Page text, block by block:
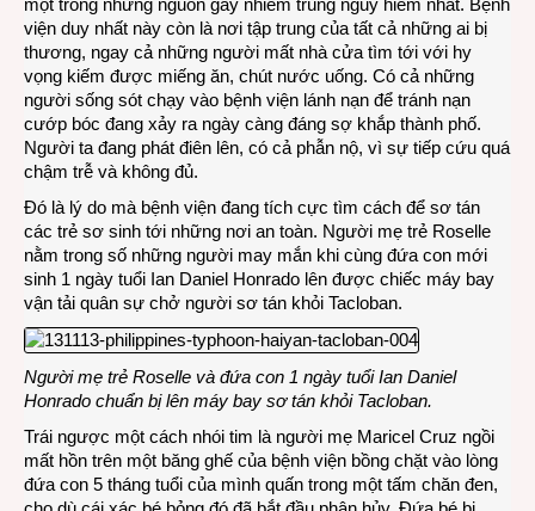
một trong những nguồn gây nhiễm trùng nguy hiểm nhất. Bệnh
viện duy nhất này còn là nơi tập trung của tất cả những ai bị
thương, ngay cả những người mất nhà cửa tìm tới với hy
vọng kiếm được miếng ăn, chút nước uống. Có cả những
người sống sót chạy vào bệnh viện lánh nạn để tránh nạn
cướp bóc đang xảy ra ngày càng đáng sợ khắp thành phố.
Người ta đang phát điên lên, có cả phẫn nộ, vì sự tiếp cứu quá
chậm trễ và không đủ.
Đó là lý do mà bệnh viện đang tích cực tìm cách để sơ tán
các trẻ sơ sinh tới những nơi an toàn. Người mẹ trẻ Roselle
nằm trong số những người may mắn khi cùng đứa con mới
sinh 1 ngày tuổi Ian Daniel Honrado lên được chiếc máy bay
vận tải quân sự chở người sơ tán khỏi Tacloban.
Người mẹ trẻ Roselle và đứa con 1 ngày tuổi Ian Daniel
Honrado chuẩn bị lên máy bay sơ tán khỏi Tacloban.
Trái ngược một cách nhói tim là người mẹ Maricel Cruz ngồi
mất hồn trên một băng ghế của bệnh viện bồng chặt vào lòng
đứa con 5 tháng tuổi của mình quấn trong một tấm chăn đen,